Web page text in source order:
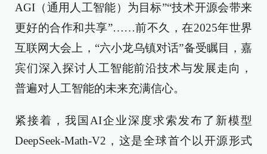
AGI（通用人工智能）为目标”“技术开源会带来
更好的合作和共享”……前不久，在2025年世界
互联网大会上，“六小龙乌镇对话”备受瞩目，嘉
宾们深入探讨人工智能前沿技术与发展走向，
普遍对人工智能的未来充满信心。
紧接着，我国AI企业深度求索发布了新模型
DeepSeek-Math-V2，这是全球首个以开源形式